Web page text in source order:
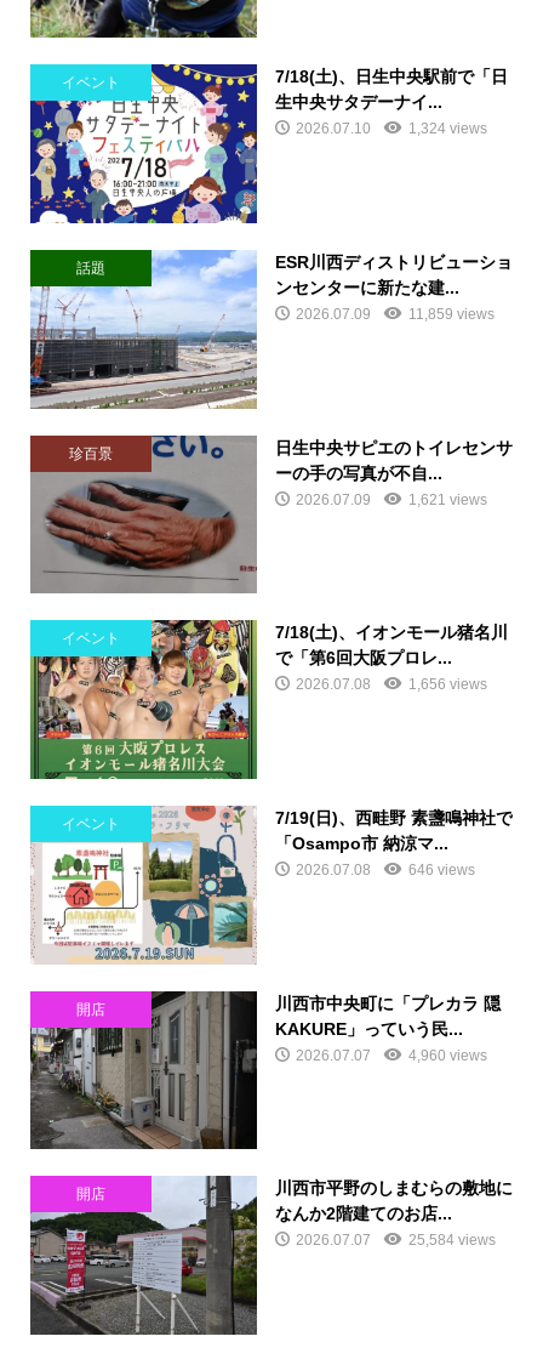
イベント
7/18(土)、日生中央駅前で「日
生中央サタデーナイ...
2026.07.10 1,324 views
話題
ESR川西ディストリビューショ
ンセンターに新たな建...
2026.07.09 11,859 views
珍百景
日生中央サピエのトイレセンサ
ーの手の写真が不自...
2026.07.09 1,621 views
イベント
7/18(土)、イオンモール猪名川
で「第6回大阪プロレ...
2026.07.08 1,656 views
イベント
7/19(日)、西畦野 素盞鳴神社で
「Osampo市 納涼マ...
2026.07.08 646 views
開店
川西市中央町に「プレカラ 隠
KAKURE」っていう民...
2026.07.07 4,960 views
開店
川西市平野のしまむらの敷地に
なんか2階建てのお店...
2026.07.07 25,584 views